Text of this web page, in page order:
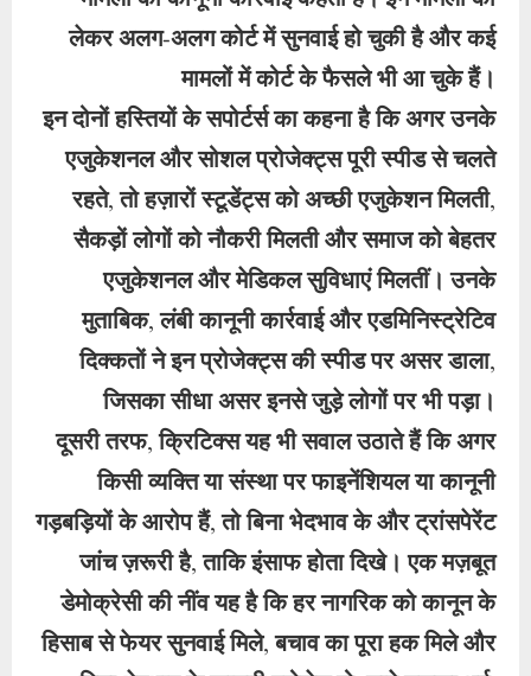
लेकर अलग-अलग कोर्ट में सुनवाई हो चुकी है और कई
मामलों में कोर्ट के फैसले भी आ चुके हैं।
इन दोनों हस्तियों के सपोर्टर्स का कहना है कि अगर उनके
एजुकेशनल और सोशल प्रोजेक्ट्स पूरी स्पीड से चलते
रहते, तो हज़ारों स्टूडेंट्स को अच्छी एजुकेशन मिलती,
सैकड़ों लोगों को नौकरी मिलती और समाज को बेहतर
एजुकेशनल और मेडिकल सुविधाएं मिलतीं। उनके
मुताबिक, लंबी कानूनी कार्रवाई और एडमिनिस्ट्रेटिव
दिक्कतों ने इन प्रोजेक्ट्स की स्पीड पर असर डाला,
जिसका सीधा असर इनसे जुड़े लोगों पर भी पड़ा।
दूसरी तरफ, क्रिटिक्स यह भी सवाल उठाते हैं कि अगर
किसी व्यक्ति या संस्था पर फाइनेंशियल या कानूनी
गड़बड़ियों के आरोप हैं, तो बिना भेदभाव के और ट्रांसपेरेंट
जांच ज़रूरी है, ताकि इंसाफ होता दिखे। एक मज़बूत
डेमोक्रेसी की नींव यह है कि हर नागरिक को कानून के
हिसाब से फेयर सुनवाई मिले, बचाव का पूरा हक मिले और